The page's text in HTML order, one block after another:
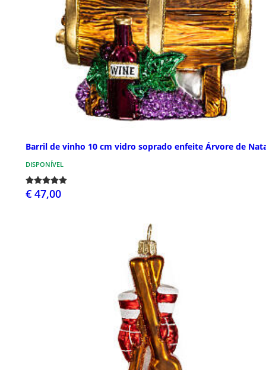
Barril de vinho 10 cm vidro soprado enfeite Árvore de
DISPONÍVEL
€ 47,00